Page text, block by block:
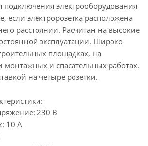
подключения электрооборудования
если электророзетка расположена
расстоянии. Расчитан на высокие
эксплуатации. Широко
площадках, на
монтажных и спасательных работах.
на четыре розетки.
230 В
10 А